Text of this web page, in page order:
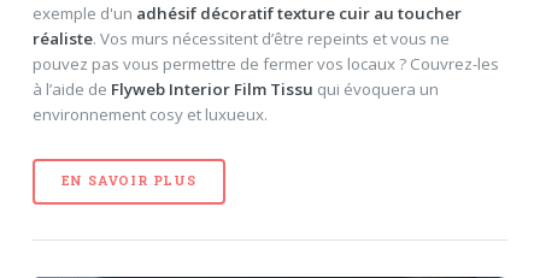
exemple d'un adhésif décoratif texture cuir au toucher
réaliste. Vos murs nécessitent d’être repeints et vous ne
pouvez pas vous permettre de fermer vos locaux ? Couvrez-les
à l’aide de Flyweb Interior Film Tissu qui évoquera un
environnement cosy et luxueux.
EN SAVOIR PLUS